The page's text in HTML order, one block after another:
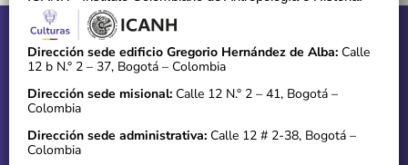
Dirección sede edificio Gregorio Hernández de Alba: Calle
12 b N.° 2 – 37, Bogotá – Colombia
Dirección sede misional: Calle 12 N.° 2 – 41, Bogotá –
Colombia
Dirección sede administrativa: Calle 12 # 2-38, Bogotá –
Colombia